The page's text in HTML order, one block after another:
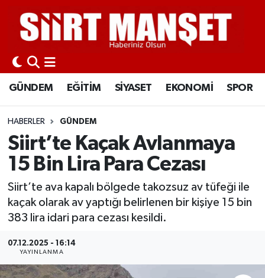
GÜNDEM EĞİTİM SİYASET EKONOMİ SPOR
HABERLER GÜNDEM
Siirt’te Kaçak Avlanmaya
15 Bin Lira Para Cezası
Siirt’te ava kapalı bölgede takozsuz av tüfeği ile
kaçak olarak av yaptığı belirlenen bir kişiye 15 bin
383 lira idari para cezası kesildi.
07.12.2025 - 16:14
YAYINLANMA
GÜNDEM
EĞİTİM
SİYASET
EKONOMİ
SPOR
KÜLTÜR-SANAT
SAĞLIK-YAŞAM
Siirt Nöbetçi Eczaneler
Siirt Hava Durumu
Siirt Namaz Vakitleri
Siirt Trafik Yoğunluk Haritası
Süper Lig Puan Durumu ve Fikstür
Tüm Manşetler
Son Dakika Haberleri
Haber Arşivi